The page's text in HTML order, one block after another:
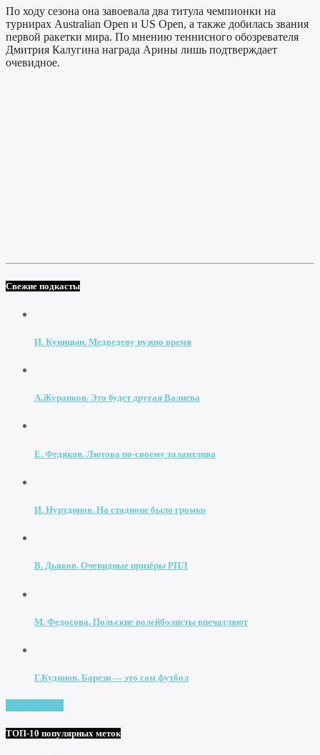
По ходу сезона она завоевала два титула чемпионки на
турнирах Australian Open и US Open, а также добилась звания
первой ракетки мира. По мнению теннисного обозревателя
Дмитрия Калугина награда Арины лишь подтверждает
очевидное.
Свежие подкасты
И. Куницын. Медведеву нужно время
А.Журанков. Это будет другая Валиева
Е. Федяков. Лютова по-своему талантлива
И. Нуртдинов. На стадионе было громко
В. Дьяков. Очевидные призёры РПЛ
М. Федосова. Польские волейболисты впечатляют
Г.Кудинов. Барези — это сам футбол
ТОП-10 популярных меток